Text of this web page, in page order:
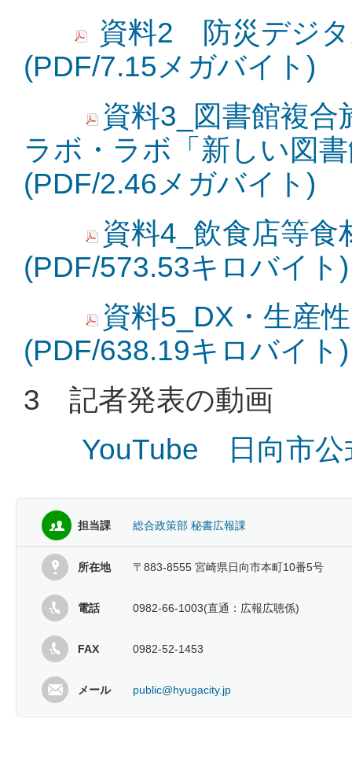
資料2 防災デジタ
(PDF/7.15メガバイト)
資料3_図書館複
ラボ・ラボ「新しい図
(PDF/2.46メガバイト)
資料4_飲食店等食
(PDF/573.53キロバイト)
資料5_DX・生産
(PDF/638.19キロバイト)
3 記者発表の動画
YouTube 日向市公
担当課 総合政策部 秘書広報課
所在地 〒883-8555 宮崎県日向市本町10番5号
電話 0982-66-1003(直通：広報広聴係)
FAX 0982-52-1453
メール public@hyugacity.jp